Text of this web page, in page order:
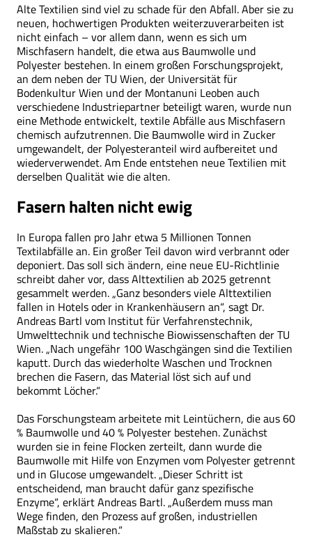
Alte Textilien sind viel zu schade für den Abfall. Aber sie zu
neuen, hochwertigen Produkten weiterzuverarbeiten ist
nicht einfach – vor allem dann, wenn es sich um
Mischfasern handelt, die etwa aus Baumwolle und
Polyester bestehen. In einem großen Forschungsprojekt,
an dem neben der TU Wien, der Universität für
Bodenkultur Wien und der Montanuni Leoben auch
verschiedene Industriepartner beteiligt waren, wurde nun
eine Methode entwickelt, textile Abfälle aus Mischfasern
chemisch aufzutrennen. Die Baumwolle wird in Zucker
umgewandelt, der Polyesteranteil wird aufbereitet und
wiederverwendet. Am Ende entstehen neue Textilien mit
derselben Qualität wie die alten.
Fasern halten nicht ewig
In Europa fallen pro Jahr etwa 5 Millionen Tonnen
Textilabfälle an. Ein großer Teil davon wird verbrannt oder
deponiert. Das soll sich ändern, eine neue EU-Richtlinie
schreibt daher vor, dass Alttextilien ab 2025 getrennt
gesammelt werden. „Ganz besonders viele Alttextilien
fallen in Hotels oder in Krankenhäusern an“, sagt Dr.
Andreas Bartl vom Institut für Verfahrenstechnik,
Umwelttechnik und technische Biowissenschaften der TU
Wien. „Nach ungefähr 100 Waschgängen sind die Textilien
kaputt. Durch das wiederholte Waschen und Trocknen
brechen die Fasern, das Material löst sich auf und
bekommt Löcher.“
Das Forschungsteam arbeitete mit Leintüchern, die aus 60
% Baumwolle und 40 % Polyester bestehen. Zunächst
wurden sie in feine Flocken zerteilt, dann wurde die
Baumwolle mit Hilfe von Enzymen vom Polyester getrennt
und in Glucose umgewandelt. „Dieser Schritt ist
entscheidend, man braucht dafür ganz spezifische
Enzyme“, erklärt Andreas Bartl. „Außerdem muss man
Wege finden, den Prozess auf großen, industriellen
Maßstab zu skalieren.“